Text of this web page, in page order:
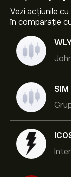
Vezi acțiunile
în comparație
SIM